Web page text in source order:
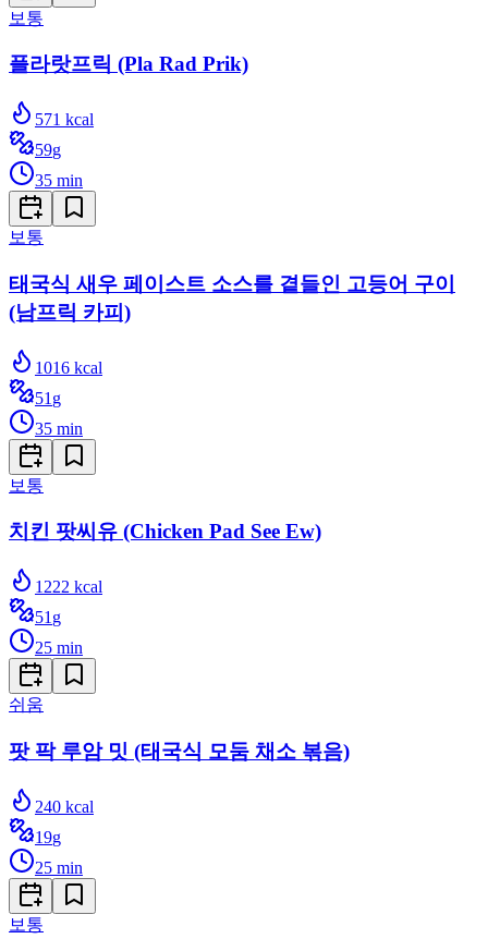
보통
플라랏프릭 (Pla Rad Prik)
571 kcal
59g
35 min
보통
태국식 새우 페이스트 소스를 곁들인 고등어 구이
(남프릭 카피)
1016 kcal
51 g
35 min
보통
치킨 팟씨유 (Chicken Pad See Ew)
1222 kcal
51 g
25 min
쉬움
팟 팍 루암 밋 (태국식 모둠 채소 볶음)
240 kcal
19g
25 min
보통